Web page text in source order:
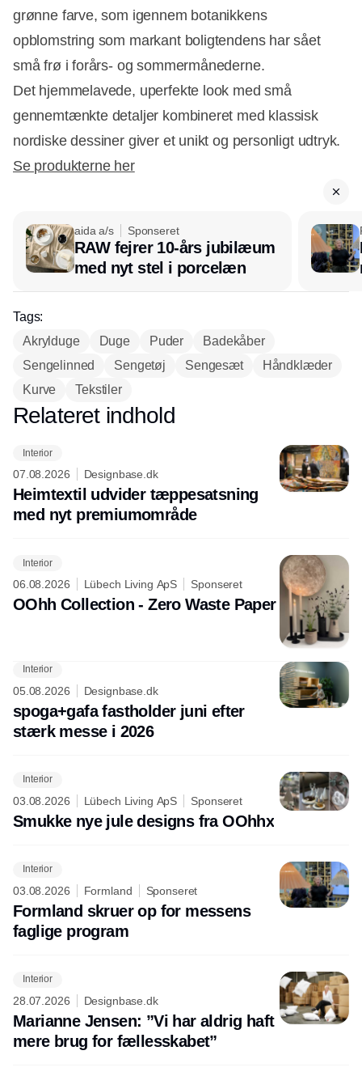
grønne farve, som igennem botanikkens
opblomstring som markant boligtendens har sået
små frø i forårs- og sommermånederne.
Det hjemmelavede, uperfekte look med små
gennemtænkte detaljer kombineret med klassisk
nordiske dessiner giver et unikt og personligt udtryk.
Se produkterne her
aida a/s Sponseret
RAW fejrer 10-års jubilæum
med nyt stel i porcelæn
Tags:
Akrylduge
Duge Puder
Badekåber
Sengelinned
Sengetøj Sengesæt
Håndklæder
Kurve
Tekstiler
Annonce
Relateret indhold
Interior
07.08.2026 Designbase.dk
Heimtextil udvider tæppesatsning
med nyt premiumområde
Interior
06.08.2026 Lübech Living ApS Sponseret
OOhh Collection - Zero Waste Paper
Interior
05.08.2026 Designbase.dk
spoga+gafa fastholder juni efter
stærk messe i 2026
Interior
03.08.2026 Lübech Living ApS Sponseret
Smukke nye jule designs fra OOhhx
Interior
03.08.2026 Formland Sponseret
Formland skruer op for messens
faglige program
Interior
28.07.2026 Designbase.dk
Marianne Jensen: ”Vi har aldrig haft
mere brug for fællesskabet”